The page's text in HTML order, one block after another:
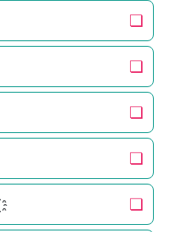
❏
❏
❏
❏
❏